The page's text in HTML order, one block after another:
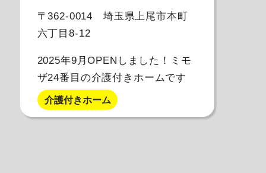
〒362-0014 埼玉県上尾市本町
六丁目8-12
2025年9月OPENしました！ミモ
ザ24番目の介護付きホームです
介護付きホーム